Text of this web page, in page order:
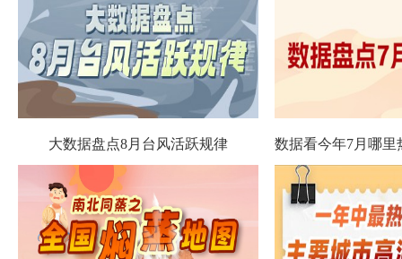
大数据盘点8月台风活跃规律